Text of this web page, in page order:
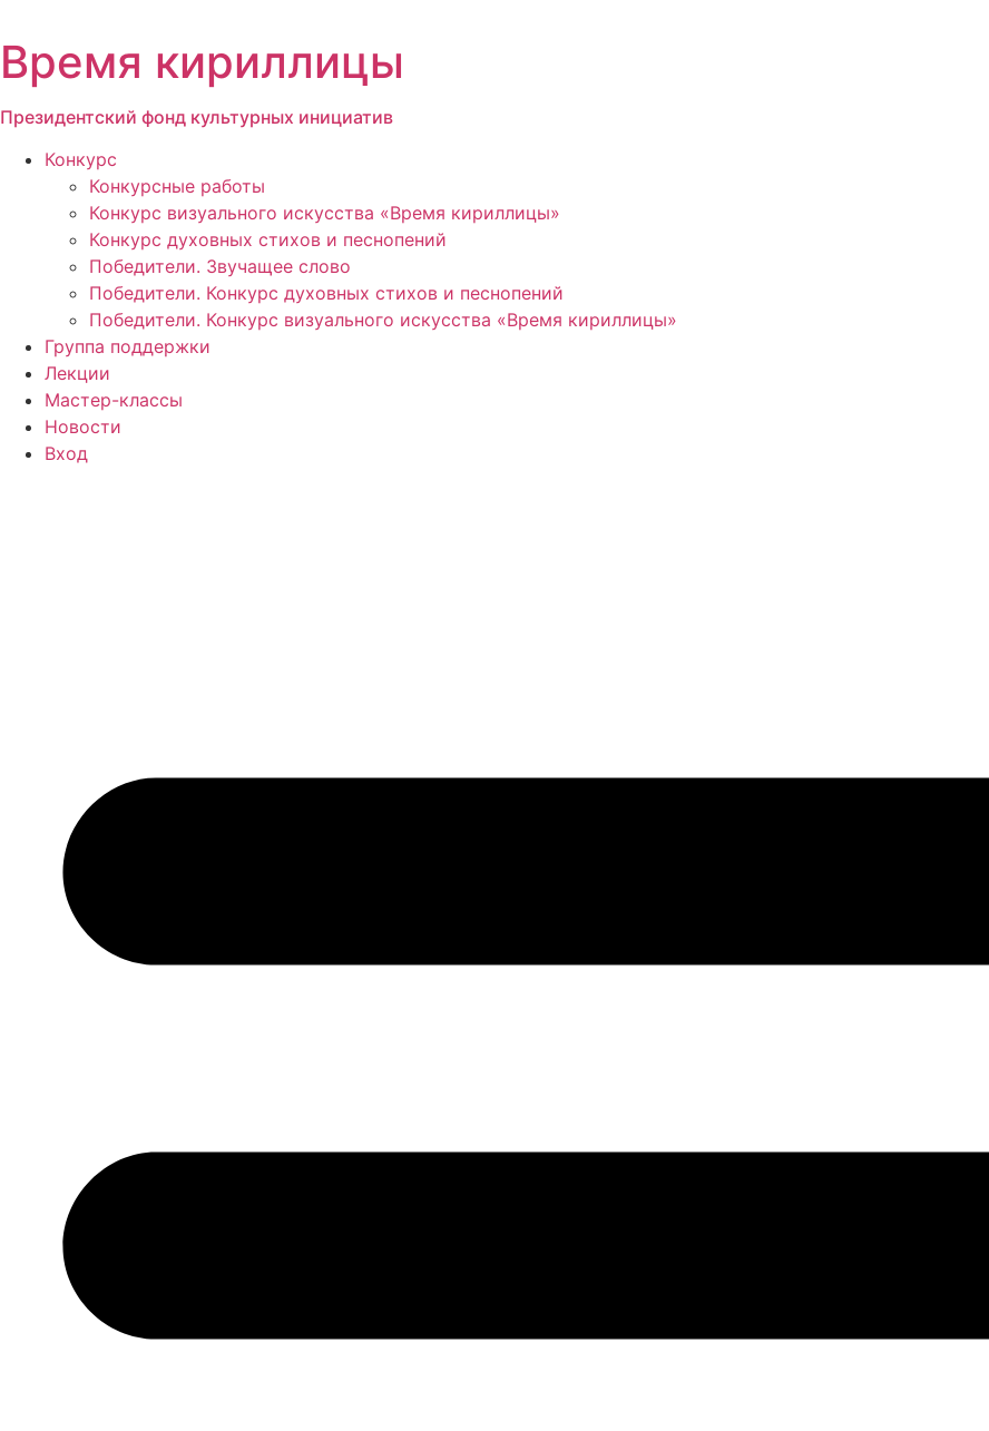
содержимому
Время кириллицы
Президентский фонд культурных инициатив
Конкурс
Конкурсные работы
Конкурс визуального искусства «Время кириллицы»
Конкурс духовных стихов и песнопений
Победители. Звучащее слово
Победители. Конкурс духовных стихов и песнопений
Победители. Конкурс визуального искусства «Время кириллицы»
Группа поддержки
Лекции
Мастер-классы
Новости
Вход